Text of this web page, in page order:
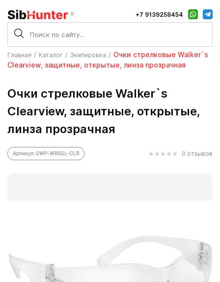
+7 9139258454
Главная Каталог Экипировка
Очки стрелковые Walker`s
Clearview, защитные, открытые, линза прозрачная
Очки стрелковые Walker`s
Clearview, защитные, открытые,
линза прозрачная
Артикул GWP-WRSGL-CLR 0 отзывов